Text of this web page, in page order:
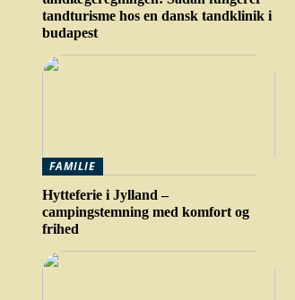
tandturisme hos en dansk tandklinik i
budapest
FAMILIE
Hytteferie i Jylland –
campingstemning med komfort og
frihed